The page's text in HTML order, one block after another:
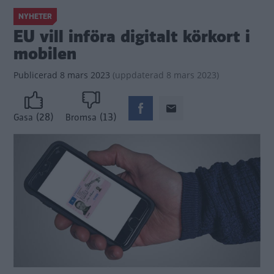
NYHETER
EU vill införa digitalt körkort i
mobilen
Publicerad 8 mars 2023 (uppdaterad 8 mars 2023)
Gasa (28) Bromsa (13)